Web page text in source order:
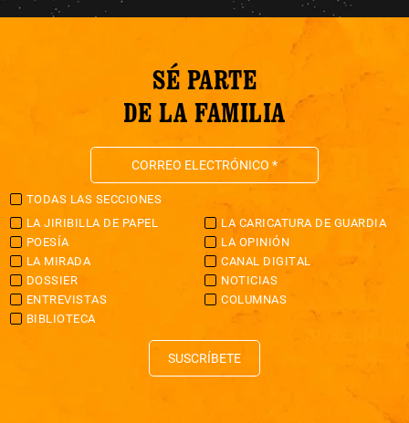
SÉ PARTE
DE LA FAMILIA
TODAS LAS SECCIONES
LA JIRIBILLA DE PAPEL
LA CARICATURA DE GUARDIA
POESÍA
LA OPINIÓN
LA MIRADA
CANAL DIGITAL
DOSSIER
NOTICIAS
ENTREVISTAS
COLUMNAS
BIBLIOTECA
SUSCRÍBETE